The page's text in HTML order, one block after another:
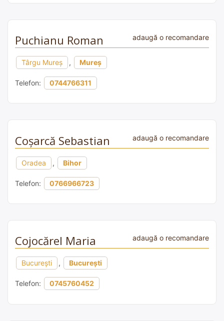
Puchianu Roman adaugă o recomandare
Târgu Mureș , Mureș
Telefon: 0744766311
Coșarcă Sebastian adaugă o recomandare
Oradea , Bihor
Telefon: 0766966723
Cojocărel Maria adaugă o recomandare
București , București
Telefon: 0745760452